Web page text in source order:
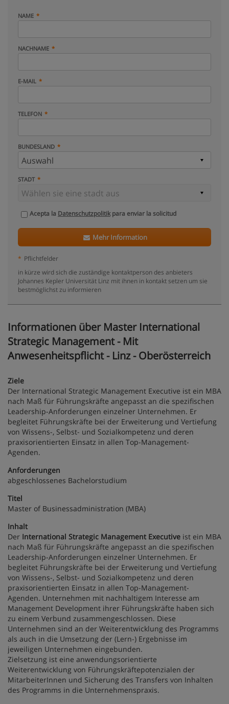
NAME
NACHNAME
E-MAIL
TELEFON
BUNDESLAND
STADT
Acepta la Datenschutzpolitikpara enviar la solicitud
Mehr Information
* Pflichtfelder
in kürze wird sich die zuständige kontaktperson des anbieters
Johannes Kepler Universität Linz mit ihnen in kontakt setzen um sie
bestmöglichst zu informieren
Informationen über Master International
Strategic Management - Mit
Anwesenheitspflicht - Linz - Oberösterreich
Ziele
Der International Strategic Management Executive ist ein MBA
nach Maß für Führungskräfte angepasst an die spezifischen
Leadership-Anforderungen einzelner Unternehmen. Er
begleitet Führungskräfte bei der Erweiterung und Vertiefung
von Wissens-, Selbst- und Sozialkompetenz und deren
praxisorientierten Einsatz in allen Top-Management-
Agenden.
Anforderungen
abgeschlossenes Bachelorstudium
Titel
Master of Businessadministration (MBA)
Inhalt
Der International Strategic Management Executive ist ein MBA
nach Maß für Führungskräfte angepasst an die spezifischen
Leadership-Anforderungen einzelner Unternehmen. Er
begleitet Führungskräfte bei der Erweiterung und Vertiefung
von Wissens-, Selbst- und Sozialkompetenz und deren
praxisorientierten Einsatz in allen Top-Management-
Agenden. Unternehmen mit nachhaltigem Interesse am
Management Development ihrer Führungskräfte haben sich
zu einem Verbund zusammengeschlossen. Diese
Unternehmen sind an der Weiterentwicklung des Programms
als auch in die Umsetzung der (Lern-) Ergebnisse im
jeweiligen Unternehmen eingebunden.
Zielsetzung ist eine anwendungsorientierte
Weiterentwicklung von Führungskräftepotenzialen der
MitarbeiterInnen und Sicherung des Transfers von Inhalten
des Programms in die Unternehmenspraxis.